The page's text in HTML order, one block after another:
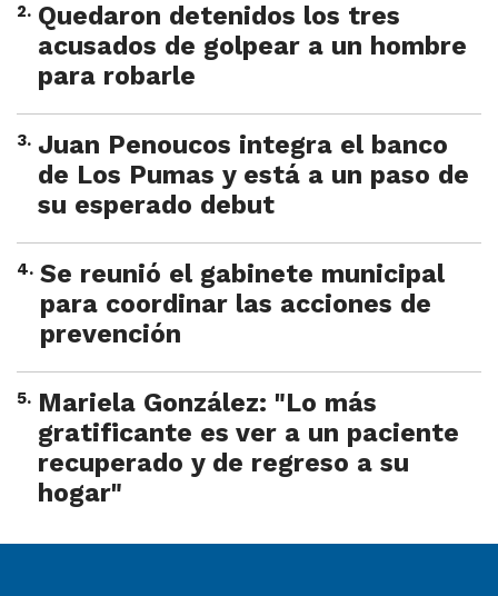
2. Quedaron detenidos los tres
acusados de golpear a un hombre
para robarle
3. Juan Penoucos integra el banco
de Los Pumas y está a un paso de
su esperado debut
4. Se reunió el gabinete municipal
para coordinar las acciones de
prevención
5. Mariela González: "Lo más
gratificante es ver a un paciente
recuperado y de regreso a su
hogar"